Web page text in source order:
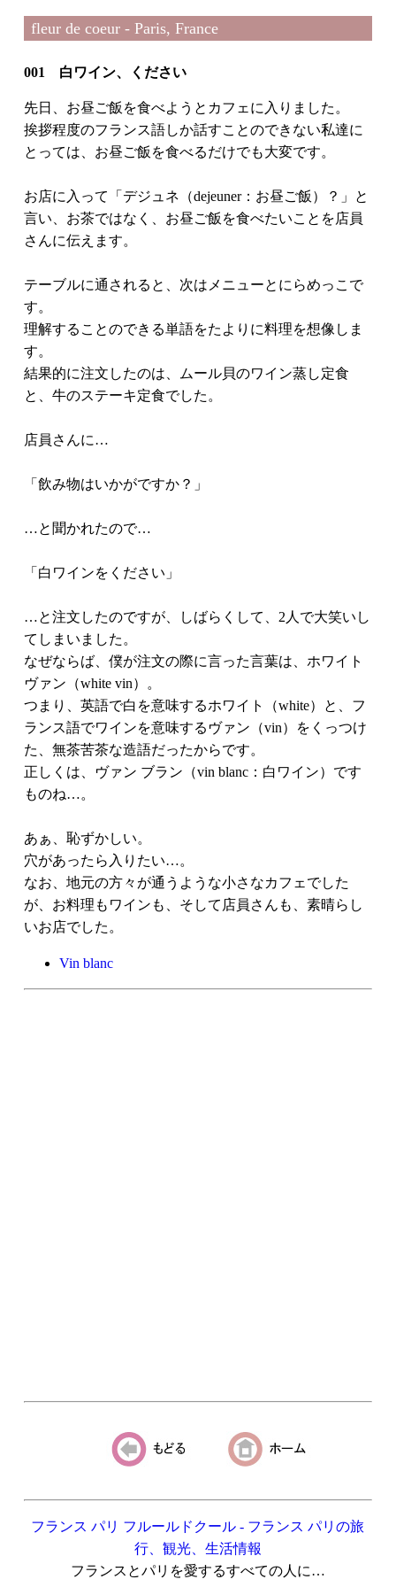
fleur de coeur - Paris, France
001 白ワイン、ください
先日、お昼ご飯を食べようとカフェに入りました。
挨拶程度のフランス語しか話すことのできない私達に
とっては、お昼ご飯を食べるだけでも大変です。
お店に入って「デジュネ（dejeuner：お昼ご飯）？」と
言い、お茶ではなく、お昼ご飯を食べたいことを店員
さんに伝えます。
テーブルに通されると、次はメニューとにらめっこで
す。
理解することのできる単語をたよりに料理を想像しま
す。
結果的に注文したのは、ムール貝のワイン蒸し定食
と、牛のステーキ定食でした。
店員さんに…
「飲み物はいかがですか？」
…と聞かれたので…
「白ワインをください」
…と注文したのですが、しばらくして、2人で大笑いし
てしまいました。
なぜならば、僕が注文の際に言った言葉は、ホワイト
ヴァン（white vin）。
つまり、英語で白を意味するホワイト（white）と、フ
ランス語でワインを意味するヴァン（vin）をくっつけ
た、無茶苦茶な造語だったからです。
正しくは、ヴァン ブラン（vin blanc：白ワイン）です
ものね…。
あぁ、恥ずかしい。
穴があったら入りたい…。
なお、地元の方々が通うような小さなカフェでした
が、お料理もワインも、そして店員さんも、素晴らし
いお店でした。
Vin blanc
フランス パリ フルールドクール - フランス パリの旅
行、観光、生活情報
フランスとパリを愛するすべての人に…